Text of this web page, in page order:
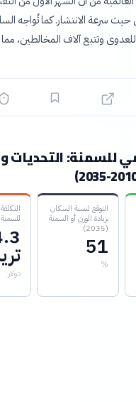
حيث سرعة الانتشار. كما تُواجه
للعدوى وتتبع آلاف المخالطين،
للسمنة: التحديات
التوقع لنسبة السكان
بزيادة الوزن أو السمنة
(2035)
51
%
للسمنة
دولار